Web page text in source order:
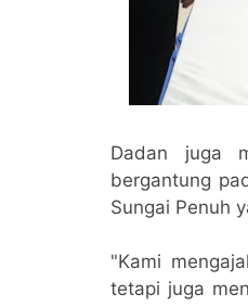
Dadan juga
bergantung
Sungai Penuh
"Kami
tetapi juga